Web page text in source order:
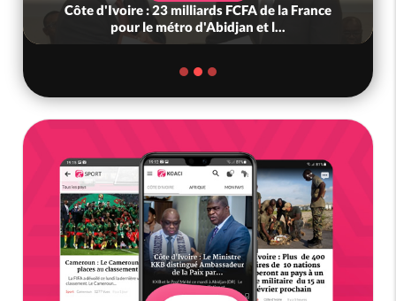
Côte d'Ivoire : 23 milliards FCFA de la France
pour le métro d'Abidjan et l...